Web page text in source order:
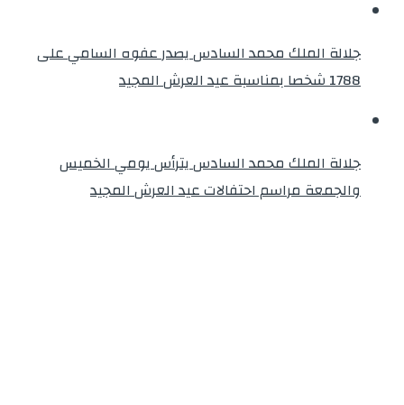
جلالة الملك محمد السادس يصدر عفوه السامي على
1788 شخصا بمناسبة عيد العرش المجيد
جلالة الملك محمد السادس يترأس يومي الخميس
والجمعة مراسم احتفالات عيد العرش المجيد